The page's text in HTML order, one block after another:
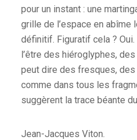
pour un instant : une
grille de l’espace en abîme
définitif. Figuratif cela ?
l’être des hiéroglyphes,
peut dire des fresques,
comme dans tous les
suggèrent la trace béante
Jean-Jacques Viton.